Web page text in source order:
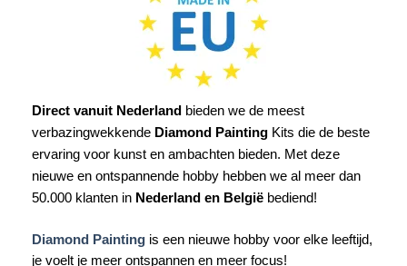
Direct vanuit Nederland bieden we de meest
verbazingwekkende Diamond Painting Kits die de beste
ervaring voor kunst en ambachten bieden. Met deze
nieuwe en ontspannende hobby hebben we al meer dan
50.000 klanten in Nederland en België bediend!
Diamond Painting is een nieuwe hobby voor elke leeftijd,
je voelt je meer ontspannen en meer focus!